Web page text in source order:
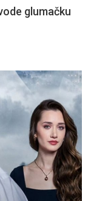
glumačku